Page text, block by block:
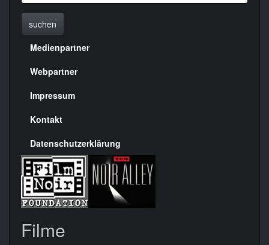
suchen
Menülinks
rechte
Seite
Medienpartner
Webpartner
Impressum
Kontakt
Datenschutzerklärung
Filme